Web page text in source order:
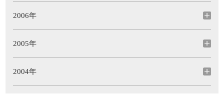
2006年
2005年
2004年